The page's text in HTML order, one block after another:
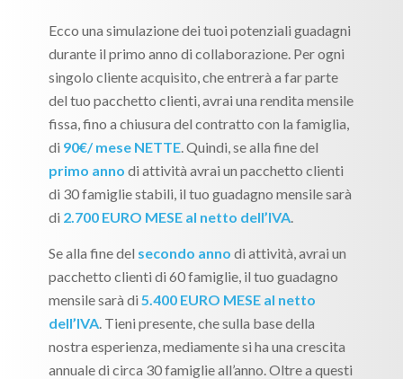
Ecco una simulazione dei tuoi potenziali guadagni
durante il primo anno di collaborazione. Per ogni
singolo cliente acquisito, che entrerà a far parte
del tuo pacchetto clienti, avrai una rendita mensile
fissa, fino a chiusura del contratto con la famiglia,
di 90€/ mese NETTE. Quindi, se alla fine del
primo anno di attività avrai un pacchetto clienti
di 30 famiglie stabili, il tuo guadagno mensile sarà
di 2.700 EURO MESE al netto dell’IVA.
Se alla fine del secondo anno di attività, avrai un
pacchetto clienti di 60 famiglie, il tuo guadagno
mensile sarà di 5.400 EURO MESE al netto
dell’IVA. Tieni presente, che sulla base della
nostra esperienza, mediamente si ha una crescita
annuale di circa 30 famiglie all’anno. Oltre a questi